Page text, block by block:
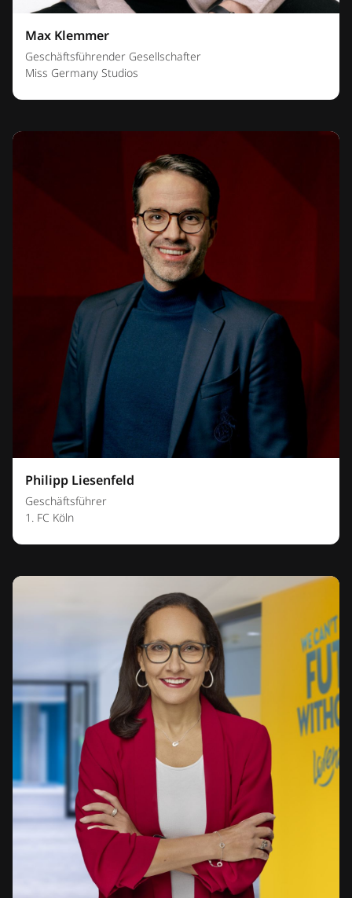
Max Klemmer
Geschäftsführender Gesellschafter
Miss Germany Studios
Philipp Liesenfeld
Geschäftsführer
1. FC Köln